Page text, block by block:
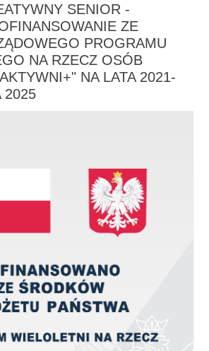
SENIOR -
ZE
PROGRAMU
NA RZECZ OSÓB
NA LATA 2021-
2025